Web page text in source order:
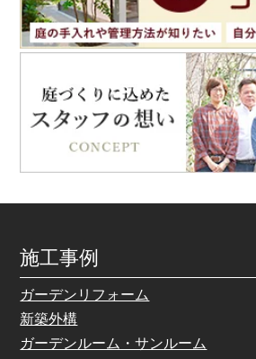
施工事例
ガーデンリフォーム
新築外構
ガーデンルーム・サンルーム